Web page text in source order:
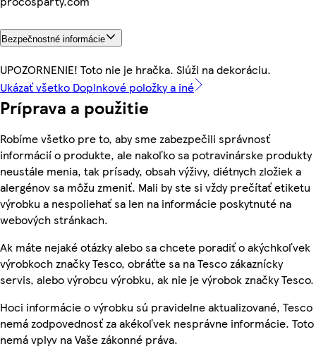
Bezpečnostné informácie
UPOZORNENIE! Toto nie je hračka. Slúži na dekoráciu.
Ukázať všetko Doplnkové položky a iné
Príprava a použitie
Robíme všetko pre to, aby sme zabezpečili správnosť
informácií o produkte, ale nakoľko sa potravinárske produkty
neustále menia, tak prísady, obsah výživy, diétnych zložiek a
alergénov sa môžu zmeniť. Mali by ste si vždy prečítať etiketu
výrobku a nespoliehať sa len na informácie poskytnuté na
webových stránkach.
Ak máte nejaké otázky alebo sa chcete poradiť o akýchkoľvek
výrobkoch značky Tesco, obráťte sa na Tesco zákaznícky
servis, alebo výrobcu výrobku, ak nie je výrobok značky Tesco.
Hoci informácie o výrobku sú pravidelne aktualizované, Tesco
nemá zodpovednosť za akékoľvek nesprávne informácie. Toto
nemá vplyv na Vaše zákonné práva.